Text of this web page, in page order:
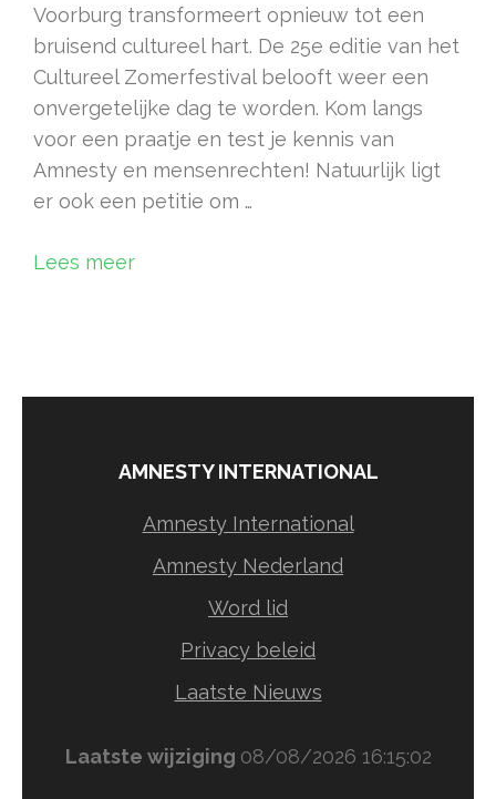
Voorburg transformeert opnieuw tot een
bruisend cultureel hart. De 25e editie van het
Cultureel Zomerfestival belooft weer een
onvergetelijke dag te worden. Kom langs
voor een praatje en test je kennis van
Amnesty en mensenrechten! Natuurlijk ligt
er ook een petitie om …
Lees meer
AMNESTY INTERNATIONAL
Amnesty International
Amnesty Nederland
Word lid
Privacy beleid
Laatste Nieuws
Laatste wijziging 08/08/2026 16:15:02